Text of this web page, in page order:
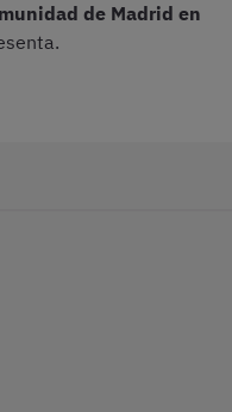
de Madrid en